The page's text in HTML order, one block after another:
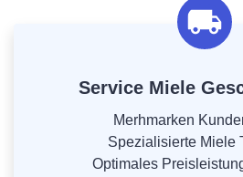
Service Miele
Merhmarken
Spezialisierte Miele
Optimales